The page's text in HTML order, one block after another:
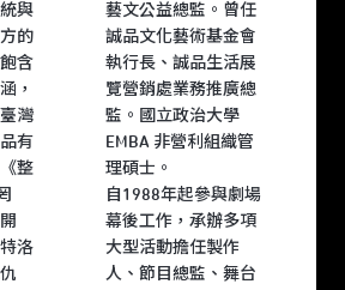
與
的
含
，
灣
有
整
洛
藝文公益總監。曾任
誠品文化藝術基金會
執行長、誠品生活展
覽營銷處業務推廣總
監。國立政治大學
EMBA 非營利組織管
理碩士。
自1988年起參與劇場
幕後工作，承辦多項
大型活動擔任製作
人、節目總監、舞台